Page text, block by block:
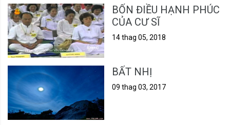
BỐN ĐIỀU HẠNH PHÚC
CỦA CƯ SĨ
14 thag 05, 2018
BẤT NHỊ
09 thag 03, 2017